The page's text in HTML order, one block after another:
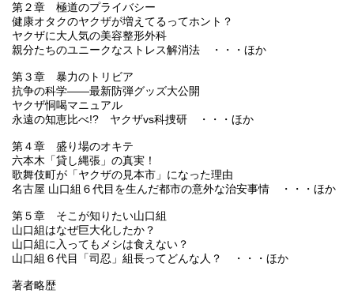
第２章 極道のプライバシー
健康オタクのヤクザが増えてるってホント？
ヤクザに大人気の美容整形外科
親分たちのユニークなストレス解消法 ・・・ほか
第３章 暴力のトリビア
抗争の科学――最新防弾グッズ大公開
ヤクザ恫喝マニュアル
永遠の知恵比べ!? ヤクザvs科捜研 ・・・ほか
第４章 盛り場のオキテ
六本木「貸し縄張」の真実！
歌舞伎町が「ヤクザの見本市」になった理由
名古屋 山口組６代目を生んだ都市の意外な治安事情 ・・・ほか
第５章 そこが知りたい山口組
山口組はなぜ巨大化したか？
山口組に入ってもメシは食えない？
山口組６代目「司忍」組長ってどんな人？ ・・・ほか
著者略歴